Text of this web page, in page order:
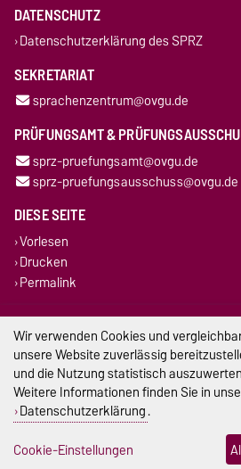
DATENSCHUTZ
Datenschutzerklärung des SPRZ
SEKRETARIAT
sprachenzentrum@ovgu.de
PRÜFUNGSAMT &
sprz-pruefungsamt@ovgu.de
sprz-pruefungsausschuss@ovgu.de
DIESE SEITE
Vorlesen
Drucken
Permalink
Impressum
Datenschutz
Barrierefreiheit
Cookie-
Wir verwenden Cookies und
unsere Website zuverlässig
und die Nutzung statistisch
Weitere Informationen finden Sie in
Datenschutzerklärung.
Cookie-Einstellungen